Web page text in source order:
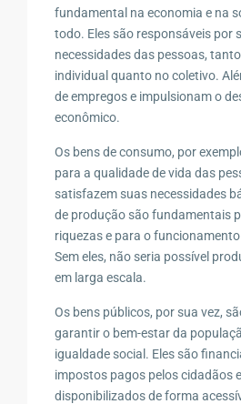
fundamental na economia e na
todo. Eles são responsáveis por
necessidades das pessoas,
individual quanto no coletivo.
de empregos e impulsionam o
econômico.
Os bens de consumo, por
para a qualidade de vida das
satisfazem suas necessidades
de produção são fundamentais
riquezas e para o
Sem eles, não seria possível
em larga escala.
Os bens públicos, por sua vez,
garantir o bem-estar da
igualdade social. Eles são
impostos pagos pelos cidadãos
disponibilizados de forma